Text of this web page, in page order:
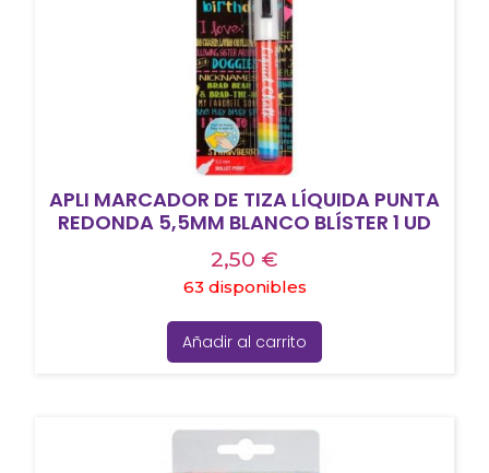
APLI MARCADOR DE TIZA LÍQUIDA PUNTA
REDONDA 5,5MM BLANCO BLÍSTER 1 UD
2,50 €
63 disponibles
Añadir al carrito